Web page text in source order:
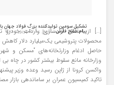
تشکیل سومین تولیدکننده بزرگ فولاد جهان
پیام خلیج فارس- تاریخ : ۱ - شهریور - ۱۴۰۰
[…] از احتمال آزادسازی واردات
محصولات پتروشیمی یک‌میلیارد دلار
حاصل ادغام وزارتخانه‌های “مسکن و
وزارخانه مانع سقوط بیشتر کشور در چاه
تاکید کمیسیون عمران بر ساماندهی بازار